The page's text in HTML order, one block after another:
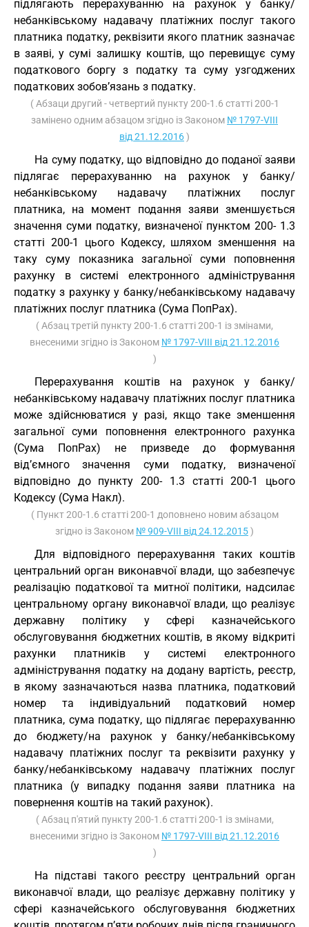
підлягають перерахуванню на рахунок у банку/
небанківському надавачу платіжних послуг такого
платника податку, реквізити якого платник зазначає
в заяві, у сумі залишку коштів, що перевищує суму
податкового боргу з податку та суму узгоджених
податкових зобов’язань з податку.
( Абзаци другий - четвертий пункту 200-1.6 статті 200-1
замінено одним абзацом згідно із Законом № 1797-VIII
від 21.12.2016)
На суму податку, що відповідно до поданої заяви
підлягає перерахуванню на рахунок у банку/
небанківському надавачу платіжних послуг
платника, на момент подання заяви зменшується
значення суми податку, визначеної пунктом 200- 1.3
статті 200-1 цього Кодексу, шляхом зменшення на
таку суму показника загальної суми поповнення
рахунку в системі електронного адміністрування
податку з рахунку у банку/небанківському надавачу
платіжних послуг платника (Сума ПопРах).
( Абзац третій пункту 200-1.6 статті 200-1 із змінами,
внесеними згідно із Законом № 1797-VIII від 21.12.2016
)
Перерахування коштів на рахунок у банку/
небанківському надавачу платіжних послуг платника
може здійснюватися у разі, якщо таке зменшення
загальної суми поповнення електронного рахунка
(Сума ПопРах) не призведе до формування
від’ємного значення суми податку, визначеної
відповідно до пункту 200- 1.3 статті 200-1 цього
Кодексу (Сума Накл).
( Пункт 200-1.6 статті 200-1 доповнено новим абзацом
згідно із Законом № 909-VIII від 24.12.2015)
Для відповідного перерахування таких коштів
центральний орган виконавчої влади, що забезпечує
реалізацію податкової та митної політики, надсилає
центральному органу виконавчої влади, що реалізує
державну політику у сфері казначейського
обслуговування бюджетних коштів, в якому відкриті
рахунки платників у системі електронного
адміністрування податку на додану вартість, реєстр,
в якому зазначаються назва платника, податковий
номер та індивідуальний податковий номер
платника, сума податку, що підлягає перерахуванню
до бюджету/на рахунок у банку/небанківському
надавачу платіжних послуг та реквізити рахунку у
банку/небанківському надавачу платіжних послуг
платника (у випадку подання заяви платника на
повернення коштів на такий рахунок).
( Абзац п'ятий пункту 200-1.6 статті 200-1 із змінами,
внесеними згідно із Законом № 1797-VIII від 21.12.2016
)
На підставі такого реєстру центральний орган
виконавчої влади, що реалізує державну політику у
сфері казначейського обслуговування бюджетних